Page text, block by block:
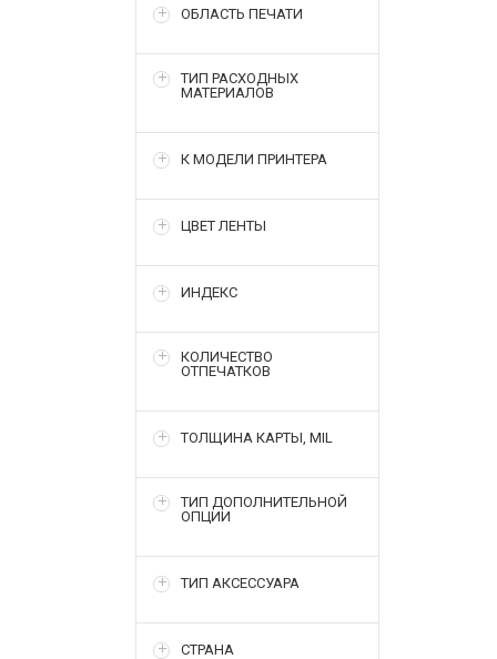
ОБЛАСТЬ ПЕЧАТИ
ТИП РАСХОДНЫХ
МАТЕРИАЛОВ
К МОДЕЛИ ПРИНТЕРА
ЦВЕТ ЛЕНТЫ
ИНДЕКС
КОЛИЧЕСТВО
ОТПЕЧАТКОВ
ТОЛЩИНА КАРТЫ, MIL
ТИП ДОПОЛНИТЕЛЬНОЙ
ОПЦИИ
ТИП АКСЕССУАРА
СТРАНА